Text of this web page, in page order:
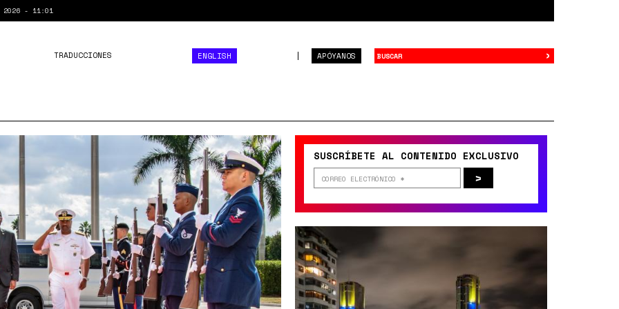
- 11:01
APÓYANOS
TRADUCCIONES ENGLISH ›
SUSCRÍBETE AL CONTENIDO EXCLUSIVO
>